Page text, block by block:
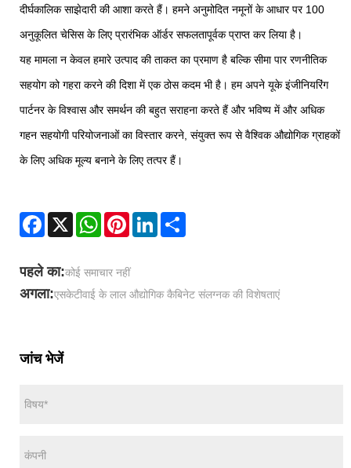
दीर्घकालिक साझेदारी की आशा करते हैं। हमने अनुमोदित नमूनों के आधार पर 100
अनुकूलित चेसिस के लिए प्रारंभिक ऑर्डर सफलतापूर्वक प्राप्त कर लिया है।
यह मामला न केवल हमारे उत्पाद की ताकत का प्रमाण है बल्कि सीमा पार रणनीतिक
सहयोग को गहरा करने की दिशा में एक ठोस कदम भी है। हम अपने यूके इंजीनियरिंग
पार्टनर के विश्वास और समर्थन की बहुत सराहना करते हैं और भविष्य में और अधिक
गहन सहयोगी परियोजनाओं का विस्तार करने, संयुक्त रूप से वैश्विक औद्योगिक ग्राहकों
के लिए अधिक मूल्य बनाने के लिए तत्पर हैं।
Facebook
X WhatsAppPinterestLinkedIn
पहले का:कोई समाचार नहीं
अगला:एसकेटीवाई के लाल औद्योगिक कैबिनेट संलग्नक की विशेषताएं
जांच भेजें